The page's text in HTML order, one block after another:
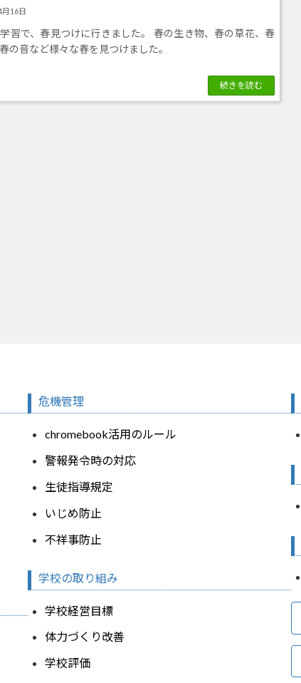
月16日
習で、春見つけに行きました。 春の生き物、春の草花、春
の音など様々な春を見つけました。
続きを読む
危機管理
chromebook活用のルール
警報発令時の対応
生徒指導規定
いじめ防止
不祥事防止
学校の取り組み
学校経営目標
体力づくり改善
学校評価